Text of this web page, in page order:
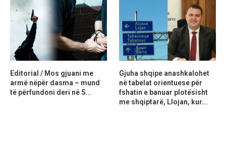
Editorial / Mos gjuani me
armë nëpër dasma – mund
të përfundoni deri në 5...
Gjuha shqipe anashkalohet
në tabelat orientuese për
fshatin e banuar plotësisht
me shqiptarë, Llojan, kur...